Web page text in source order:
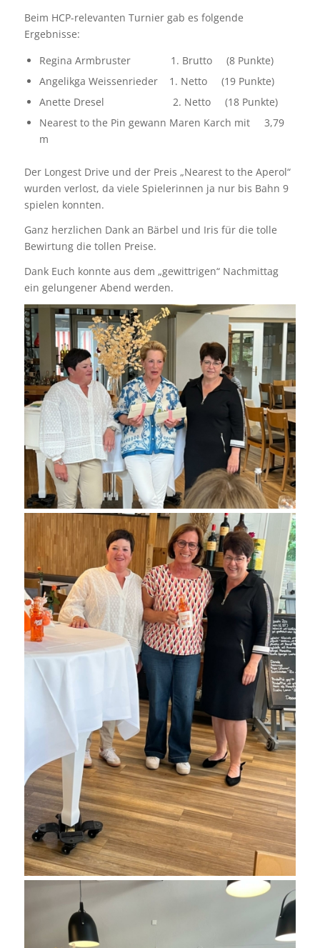
Beim HCP-relevanten Turnier gab es folgende
Ergebnisse:
Regina Armbruster 1. Brutto (8 Punkte)
Angelikga Weissenrieder 1. Netto (19 Punkte)
Anette Dresel 2. Netto (18 Punkte)
Nearest to the Pin gewann Maren Karch mit 3,79
m
Der Longest Drive und der Preis „Nearest to the Aperol“
wurden verlost, da viele Spielerinnen ja nur bis Bahn 9
spielen konnten.
Ganz herzlichen Dank an Bärbel und Iris für die tolle
Bewirtung die tollen Preise.
Dank Euch konnte aus dem „gewittrigen“ Nachmittag
ein gelungener Abend werden.